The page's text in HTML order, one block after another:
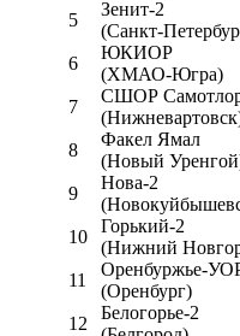
5
Зенит-2
(Санкт-
6
ЮКИОР
(ХМАО-Югра)
7
СШОР
8
Факел Ямал
(Новый
9
Нова-2
10
Горький-2
(Нижний
11
Оренбуржье-
(Оренбург)
12
Белогорье-2